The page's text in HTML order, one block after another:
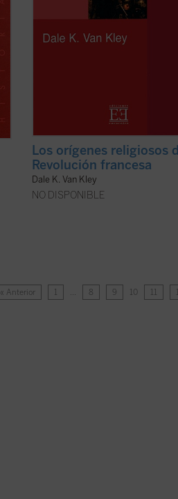
Los orígenes religiosos
Revolución francesa
Dale K. Van Kley
NO DISPONIBLE
« Anterior 1 … 8 9 10 11